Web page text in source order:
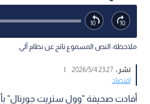
ملاحظة: النص المسموع ناتج عن نظام آلي
نشر :23:27 2026/5/4
|
اقتصاد
أفادت صحيفة "وول ستريت جورنال"